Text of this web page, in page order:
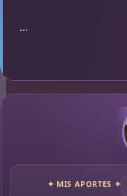
...
✦ MIS APORTES ✦